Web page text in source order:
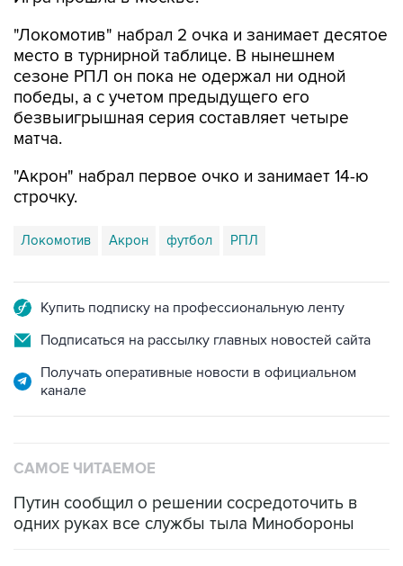
"Локомотив" набрал 2 очка и занимает десятое
место в турнирной таблице. В нынешнем
сезоне РПЛ он пока не одержал ни одной
победы, а с учетом предыдущего его
безвыигрышная серия составляет четыре
матча.
"Акрон" набрал первое очко и занимает 14-ю
строчку.
Локомотив Акрон футбол РПЛ
Купить подписку на профессиональную ленту
Подписаться на рассылку главных новостей сайта
Получать оперативные новости в официальном
канале
САМОЕ ЧИТАЕМОЕ
Путин сообщил о решении сосредоточить в
одних руках все службы тыла Минобороны